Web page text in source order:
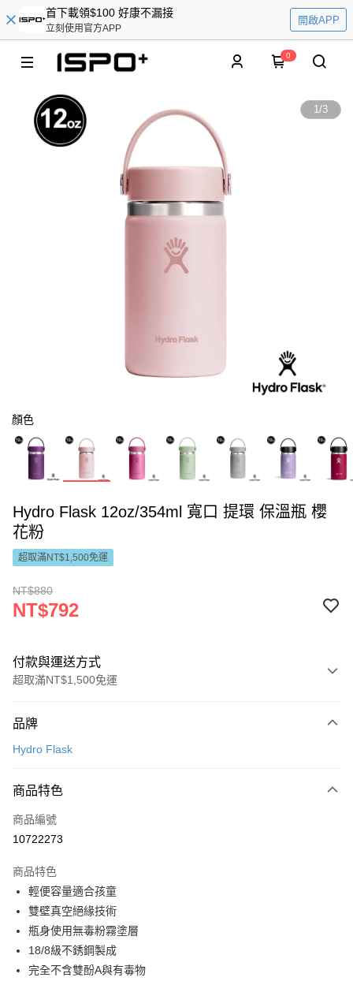
首下載領$100 好康不漏接
立刻使用官方APP
開啟APP
0
1/3
顏色
Hydro Flask 12oz/354ml 寬口 提環 保溫瓶 櫻
花粉
超取滿NT$1,500免運
NT$880
NT$792
付款與運送方式
超取滿NT$1,500免運
信用卡一次付款
Apple Pay
悠遊付
7-11取貨(快速到店)
每筆NT$100，滿NT$1,500(含以上)免運費
宅配-本島
每筆NT$100，滿NT$1,500(含以上)免運費
品牌
Hydro Flask
商品特色
商品編號
10722273
商品特色
輕便容量適合孩童
雙壁真空絕緣技術
瓶身使用無毒粉霧塗層
18/8級不銹鋼製成
完全不含雙酚A與有毒物